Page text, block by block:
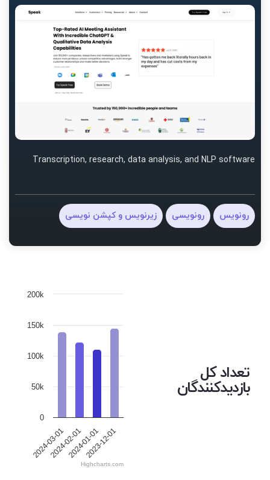
Transcription, research, data analysis, and NLP software
رونویس رونویسی زیرنویس و کپشن نویسی
تعداد کل
بازدیدکنندگان
2024-03-01
2024-02-012024-01-012023-12-01
0
50k
100k
150k
200k
Highcharts.com